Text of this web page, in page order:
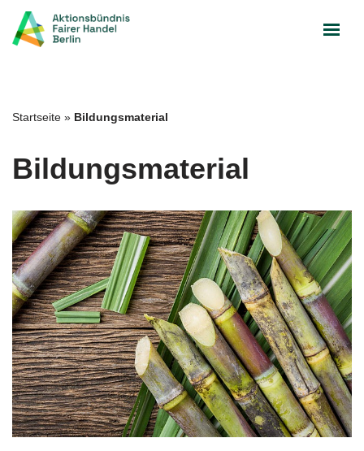
Zum
Startseite » Bildungsmaterial
Bildungsmaterial